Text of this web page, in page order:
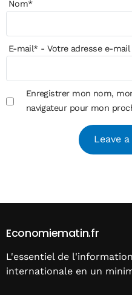
Nom*
E-mail*- Votre adresse e-mail
Enregistrer mon nom,
navigateur pour mon
Economiematin.fr
L'essentiel de
internationale en un